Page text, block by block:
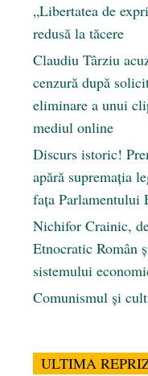
„Libertatea de
redusă la tăcere
Claudiu Târziu
cenzură după
eliminare a unui
mediul online
Discurs istoric!
apără supremația
fața Parlamentului
Nichifor Crainic,
Etnocratic Român
sistemului
Comunismul şi
ULTIMA